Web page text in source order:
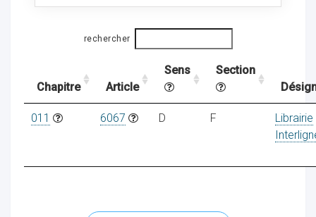
rechercher
Chapitre Article
Sens
Section
011 6067 D F
Librairie